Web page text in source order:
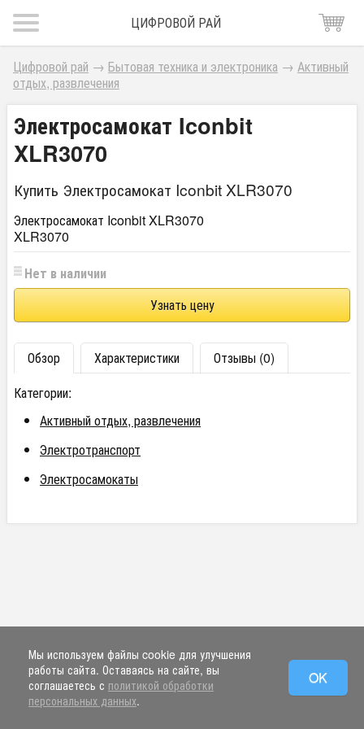
ЦИФРОВОЙ РАЙ
Цифровой рай → Бытовая техника и электроника → Активный
отдых, развлечения
Электросамокат Iconbit
XLR3070
Купить Электросамокат Iconbit XLR3070
Электросамокат Iconbit XLR3070
XLR3070
Нет в наличии
Узнать цену
Обзор Характеристики
Отзывы (0)
Категории:
Активный отдых, развлечения
Электротранспорт
Электросамокаты
Мы используем файлы cookie для улучшения
работы сайта. Оставаясь на сайте, вы
соглашаетесь с политикой обработки
персональных данных.
OK